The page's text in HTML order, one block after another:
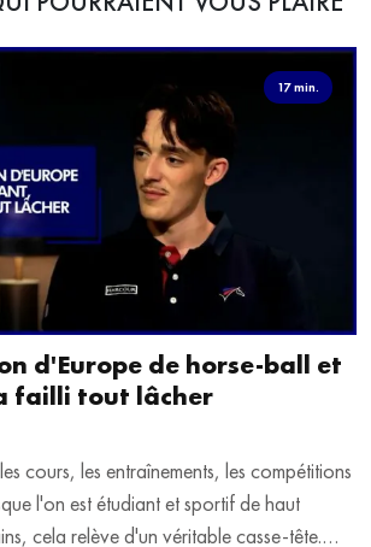
17 min.
d'Europe de horse-ball et
failli tout lâcher
cours, les entraînements, les compétitions
l'on est étudiant et sportif de haut
cela relève d'un véritable casse-tête.